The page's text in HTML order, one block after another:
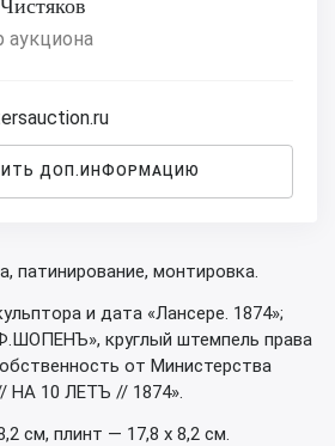
аукциона
ДОП.ИНФОРМАЦИЮ
патинирование, монтировка.
и дата «Лансере. 1874»;
круглый штемпель права
от Министерства
10 ЛЕТЪ // 1874».
см, плинт — 17,8 х 8,2 см.